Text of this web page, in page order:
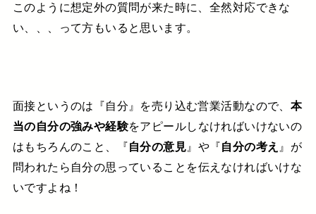
このように想定外の質問が来た時に、 全然対応できな
い、、、
って方もいると思います。
面接というのは『自分』を売り込む営業活動なので、 本
当の自分の強みや経験をアピールしなければいけないの
はもちろんのこと、 『自分の意見』や『自分の考え 』が
問われたら自分の思っていることを伝えなければいけな
いですよね！